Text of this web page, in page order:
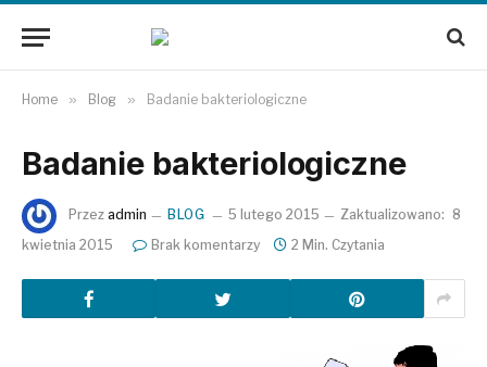
Home » Blog » Badanie bakteriologiczne
Badanie bakteriologiczne
Przez admin BLOG 5 lutego 2015 Zaktualizowano: 8
kwietnia 2015
Brak komentarzy 2 Min. Czytania